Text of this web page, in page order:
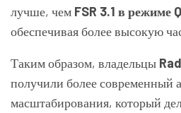
лучше, чем FSR 3.1 в режиме
обеспечивая более высокую
Таким образом, владельцы
получили более современный
масштабирования, который